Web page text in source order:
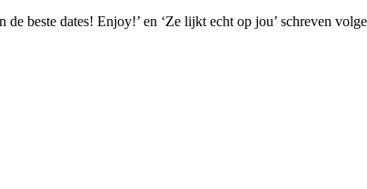
beste dates! Enjoy!’ en ‘Ze lijkt echt op jou’ schreven